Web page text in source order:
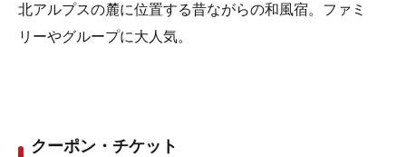
北アルプスの麓に位置する昔ながらの和風宿。ファミ
リーやグループに大人気。
クーポン・チケット